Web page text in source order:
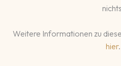
Weitere Informationen zu
hier.